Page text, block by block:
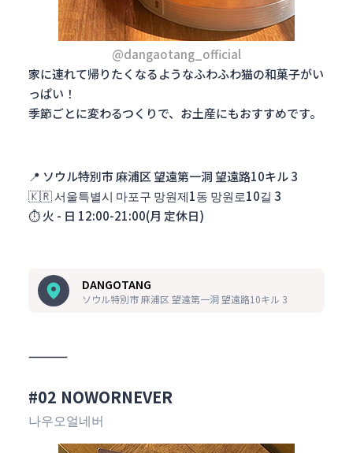
@dangaotang_official
家に連れて帰りたくなるようなふわふわ猫の和菓子がい
っぱい！
季節ごとに変わるつくりで、お土産にもおすすめです。
📍 ソウル特別市 麻浦区 望遠第一洞 望遠路10キル 3
🇰🇷서울특별시 마포구 망원제1동 망원로10길 3
⏱️火 - 日 12:00-21:00(月 定休日)
DANGOTANG
ソウル特別市 麻浦区 望遠第一洞 望遠路10キル 3
#02 NOWORNEVER
나우오얼네버